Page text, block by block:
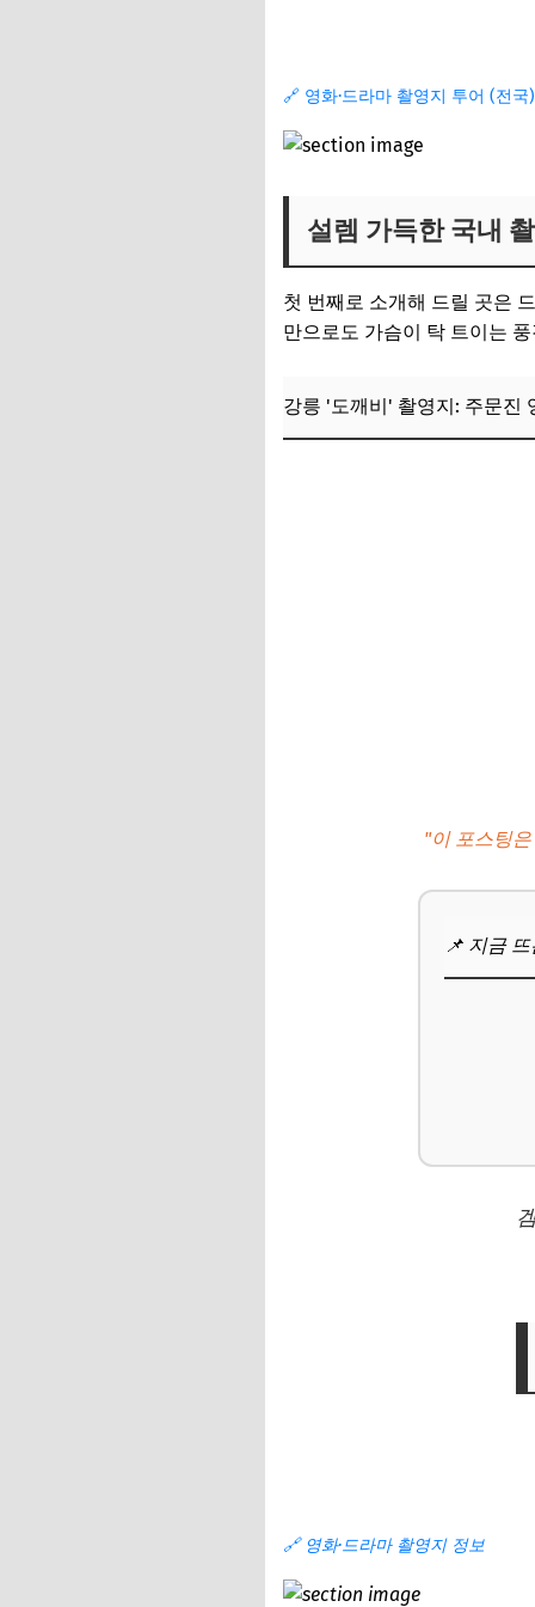
Q. 대중교통으로 가
Q. 아이들과 함께
Q. 드라마 테마 코
추가할인 코드
🔗 영화·드라마 촬영지 투어 (전국)
설렘 가득한 국내
첫 번째로 소개해 드릴 곳은
만으로도 가슴이 탁 트이는
강릉 '도깨비' 촬영지: 주문진
"이 포스팅
📌 지금
🔗 영화·드라마 촬영지 정보